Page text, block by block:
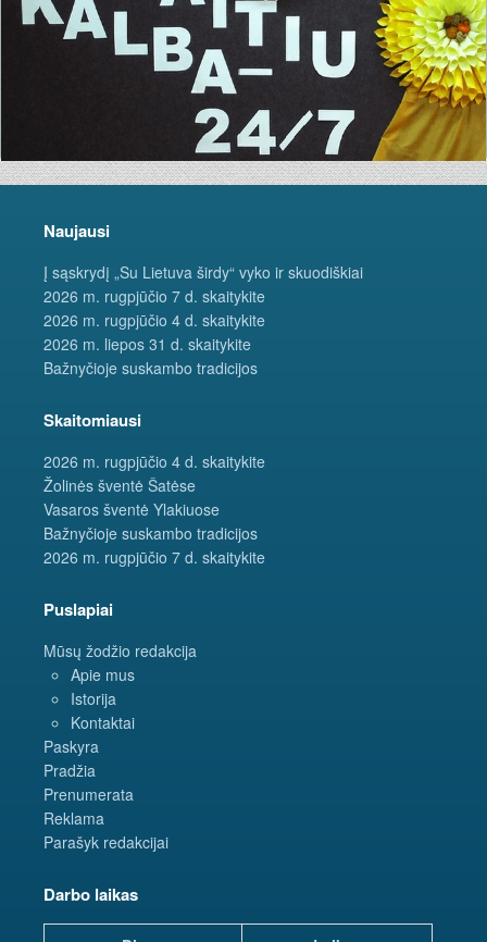
Naujausi
Į sąskrydį „Su Lietuva širdy“ vyko ir skuodiškiai
2026 m. rugpjūčio 7 d. skaitykite
2026 m. rugpjūčio 4 d. skaitykite
2026 m. liepos 31 d. skaitykite
Bažnyčioje suskambo tradicijos
Skaitomiausi
2026 m. rugpjūčio 4 d. skaitykite
Žolinės šventė Šatėse
Vasaros šventė Ylakiuose
Bažnyčioje suskambo tradicijos
2026 m. rugpjūčio 7 d. skaitykite
Puslapiai
Mūsų žodžio redakcija
Apie mus
Istorija
Kontaktai
Paskyra
Pradžia
Prenumerata
Reklama
Parašyk redakcijai
Darbo laikas